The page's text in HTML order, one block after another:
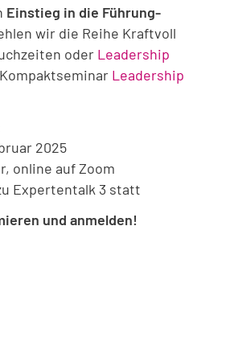
Einstieg in die Führung-
wir die Reihe Kraftvoll
oder Leadership
Leadership
2025
online auf Zoom
Expertentalk 3 statt
und anmelden!